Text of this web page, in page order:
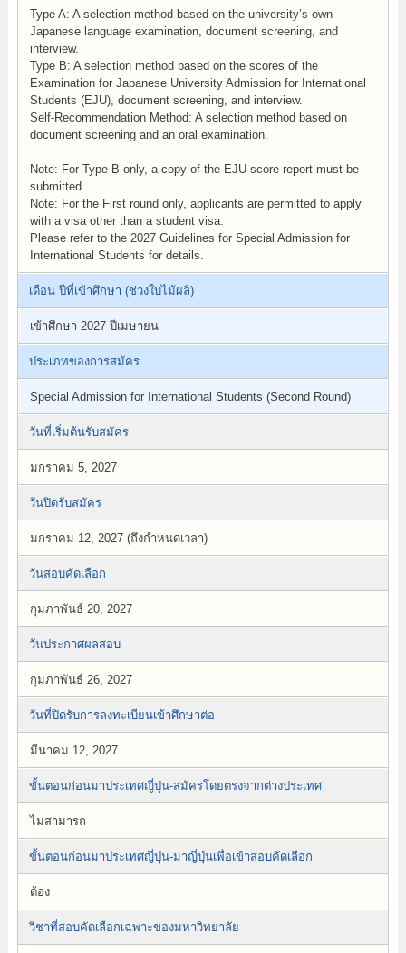
Type A: A selection method based on the university’s own
Japanese language examination, document screening, and
interview.
Type B: A selection method based on the scores of the
Examination for Japanese University Admission for International
Students (EJU), document screening, and interview.
Self-Recommendation Method: A selection method based on
document screening and an oral examination.
Note: For Type B only, a copy of the EJU score report must be
submitted.
Note: For the First round only, applicants are permitted to apply
with a visa other than a student visa.
Please refer to the 2027 Guidelines for Special Admission for
International Students for details.
เดือน ปีที่เข้าศึกษา (ช่วงใบไม้ผลิ)
เข้าศึกษา 2027 ปีเมษายน
ประเภทของการสมัคร
Special Admission for International Students (Second Round)
วันที่เริ่มต้นรับสมัคร
มกราคม 5, 2027
วันปิดรับสมัคร
มกราคม 12, 2027 (ถึงกำหนดเวลา)
วันสอบคัดเลือก
กุมภาพันธ์ 20, 2027
วันประกาศผลสอบ
กุมภาพันธ์ 26, 2027
วันที่ปิดรับการลงทะเบียนเข้าศึกษาต่อ
มีนาคม 12, 2027
ขั้นตอนก่อนมาประเทศญี่ปุ่น-สมัครโดยตรงจากต่างประเทศ
ไม่สามารถ
ขั้นตอนก่อนมาประเทศญี่ปุ่น-มาญี่ปุ่นเพื่อเข้าสอบคัดเลือก
ต้อง
วิชาที่สอบคัดเลือกเฉพาะของมหาวิทยาลัย